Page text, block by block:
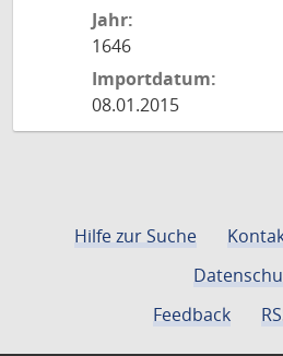
Jahr:
1646
Importdatum:
08.01.2015
Hilfe zur Suche
Feedback